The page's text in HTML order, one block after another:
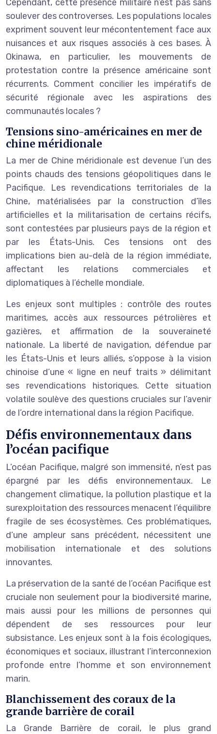
Cependant, cette présence militaire n’est pas sans
soulever des controverses. Les populations locales
expriment souvent leur mécontentement face aux
nuisances et aux risques associés à ces bases. À
Okinawa, en particulier, les mouvements de
protestation contre la présence américaine sont
récurrents. Comment concilier les impératifs de
sécurité régionale avec les aspirations des
communautés locales ?
Tensions sino-américaines en mer de
chine méridionale
La mer de Chine méridionale est devenue l’un des
points chauds des tensions géopolitiques dans le
Pacifique. Les revendications territoriales de la
Chine, matérialisées par la construction d’îles
artificielles et la militarisation de certains récifs,
sont contestées par plusieurs pays de la région et
par les États-Unis. Ces tensions ont des
implications bien au-delà de la région immédiate,
affectant les relations commerciales et
diplomatiques à l’échelle mondiale.
Les enjeux sont multiples : contrôle des routes
maritimes, accès aux ressources pétrolières et
gazières, et affirmation de la souveraineté
nationale. La liberté de navigation, défendue par
les États-Unis et leurs alliés, s’oppose à la vision
chinoise d’une « ligne en neuf traits » délimitant
ses revendications historiques. Cette situation
volatile soulève des questions cruciales sur l’avenir
de l’ordre international dans la région Pacifique.
Défis environnementaux dans
l’océan pacifique
L’océan Pacifique, malgré son immensité, n’est pas
épargné par les défis environnementaux. Le
changement climatique, la pollution plastique et la
surexploitation des ressources menacent l’équilibre
fragile de ses écosystèmes. Ces problématiques,
d’une ampleur sans précédent, nécessitent une
mobilisation internationale et des solutions
innovantes.
La préservation de la santé de l’océan Pacifique est
cruciale non seulement pour la biodiversité marine,
mais aussi pour les millions de personnes qui
dépendent de ses ressources pour leur
subsistance. Les enjeux sont à la fois écologiques,
économiques et sociaux, illustrant l’interconnexion
profonde entre l’homme et son environnement
marin.
Blanchissement des coraux de la
grande barrière de corail
La Grande Barrière de corail, le plus grand